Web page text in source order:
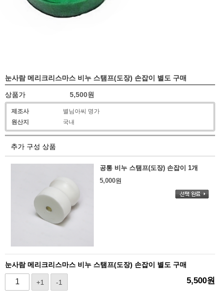
눈사람 메리크리스마스 비누 스탬프(도장) 손잡이 별도 구매
상품가 5,500원
제조사
별님아씨 명가
원산지
국내
추가 구성 상품
공통 비누 스탬프(도장) 손잡이 1개
5,000원
눈사람 메리크리스마스 비누 스탬프(도장) 손잡이 별도 구매
+1 -1 5,500원